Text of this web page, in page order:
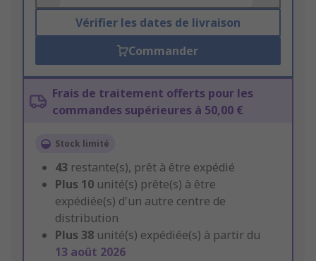
Vérifier les dates de livraison
Commander
Frais de traitement offerts pour les
commandes supérieures à 50,00 €
Stock limité
43 restante(s), prêt à être expédié
Plus 10 unité(s) prête(s) à être
expédiée(s) d'un autre centre de
distribution
Plus 38 unité(s) expédiée(s) à partir du
13 août 2026